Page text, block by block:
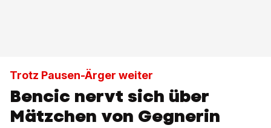
Trotz Pausen-Ärger weiter
Bencic nervt sich über
Mätzchen von Gegnerin